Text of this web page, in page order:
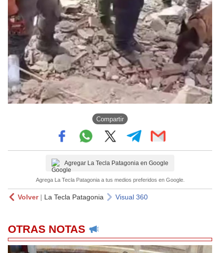
Compartir
Agregar La Tecla Patagonia en Google
Agrega La Tecla Patagonia a tus medios preferidos en Google.
Volver| La Tecla Patagonia Visual 360
OTRAS NOTAS